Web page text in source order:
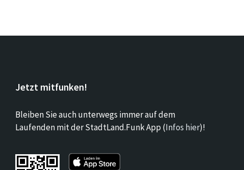
Jetzt mitfunken!
Bleiben Sie auch unterwegs immer auf dem
Laufenden mit der StadtLand.Funk App (Infos hier)!